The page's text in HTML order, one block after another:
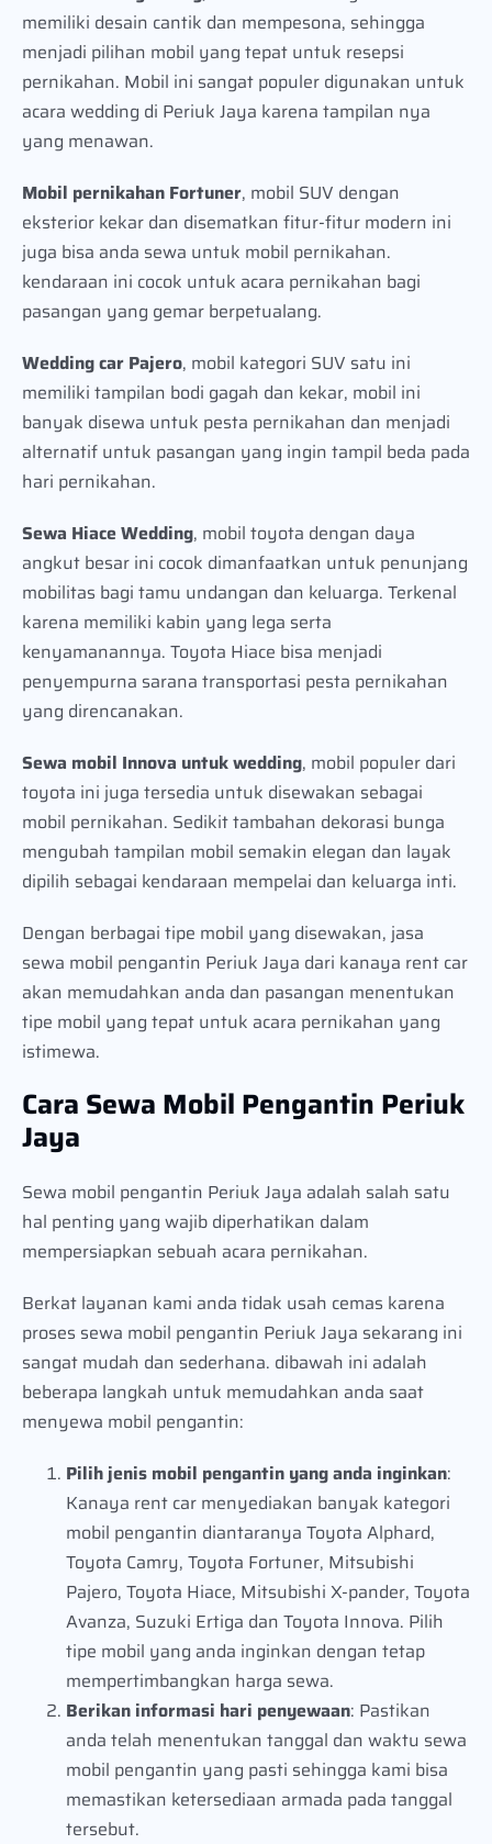
memiliki desain cantik dan mempesona, sehingga
menjadi pilihan mobil yang tepat untuk resepsi
pernikahan. Mobil ini sangat populer digunakan untuk
acara wedding di Periuk Jaya karena tampilan nya
yang menawan.
Mobil pernikahan Fortuner, mobil SUV dengan
eksterior kekar dan disematkan fitur-fitur modern ini
juga bisa anda sewa untuk mobil pernikahan.
kendaraan ini cocok untuk acara pernikahan bagi
pasangan yang gemar berpetualang.
Wedding car Pajero, mobil kategori SUV satu ini
memiliki tampilan bodi gagah dan kekar, mobil ini
banyak disewa untuk pesta pernikahan dan menjadi
alternatif untuk pasangan yang ingin tampil beda pada
hari pernikahan.
Sewa Hiace Wedding, mobil toyota dengan daya
angkut besar ini cocok dimanfaatkan untuk penunjang
mobilitas bagi tamu undangan dan keluarga. Terkenal
karena memiliki kabin yang lega serta
kenyamanannya. Toyota Hiace bisa menjadi
penyempurna sarana transportasi pesta pernikahan
yang direncanakan.
Sewa mobil Innova untuk wedding, mobil populer dari
toyota ini juga tersedia untuk disewakan sebagai
mobil pernikahan. Sedikit tambahan dekorasi bunga
mengubah tampilan mobil semakin elegan dan layak
dipilih sebagai kendaraan mempelai dan keluarga inti.
Dengan berbagai tipe mobil yang disewakan, jasa
sewa mobil pengantin Periuk Jaya dari kanaya rent car
akan memudahkan anda dan pasangan menentukan
tipe mobil yang tepat untuk acara pernikahan yang
istimewa.
Cara Sewa Mobil Pengantin Periuk
Jaya
Sewa mobil pengantin Periuk Jaya adalah salah satu
hal penting yang wajib diperhatikan dalam
mempersiapkan sebuah acara pernikahan.
Berkat layanan kami anda tidak usah cemas karena
proses sewa mobil pengantin Periuk Jaya sekarang ini
sangat mudah dan sederhana. dibawah ini adalah
beberapa langkah untuk memudahkan anda saat
menyewa mobil pengantin:
Pilih jenis mobil pengantin yang anda inginkan:
Kanaya rent car menyediakan banyak kategori
mobil pengantin diantaranya Toyota Alphard,
Toyota Camry, Toyota Fortuner, Mitsubishi
Pajero, Toyota Hiace, Mitsubishi X-pander, Toyota
Avanza, Suzuki Ertiga dan Toyota Innova. Pilih
tipe mobil yang anda inginkan dengan tetap
mempertimbangkan harga sewa.
Berikan informasi hari penyewaan: Pastikan
anda telah menentukan tanggal dan waktu sewa
mobil pengantin yang pasti sehingga kami bisa
memastikan ketersediaan armada pada tanggal
tersebut.